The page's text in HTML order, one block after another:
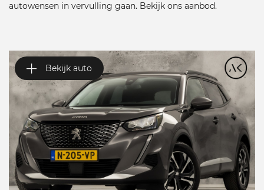
autowensen in vervulling gaan. Bekijk ons aanbod.
Bekijk auto